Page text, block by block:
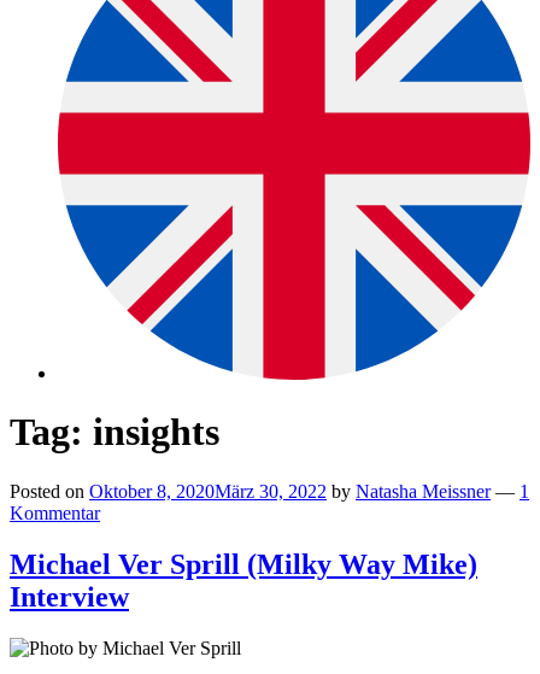
Tag: insights
Posted on Oktober 8, 2020März 30, 2022 by Natasha Meissner — 1
Kommentar
Michael Ver Sprill (Milky Way Mike)
Interview